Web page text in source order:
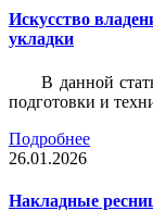
Искусство
укладки
В данной
подготовки и
Подробнее
26.01.2026
Накладные